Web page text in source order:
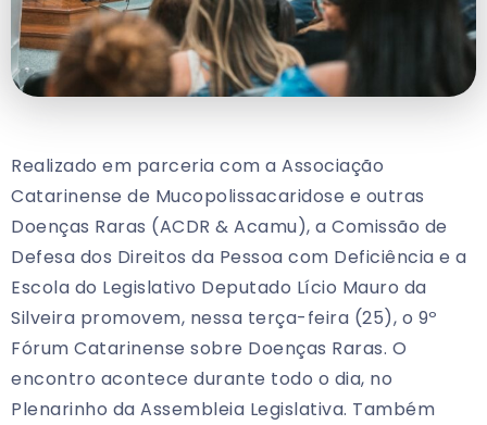
Realizado em parceria com a Associação
Catarinense de Mucopolissacaridose e outras
Doenças Raras (ACDR & Acamu), a Comissão de
Defesa dos Direitos da Pessoa com Deficiência e a
Escola do Legislativo Deputado Lício Mauro da
Silveira promovem, nessa terça-feira (25), o 9º
Fórum Catarinense sobre Doenças Raras. O
encontro acontece durante todo o dia, no
Plenarinho da Assembleia Legislativa. Também